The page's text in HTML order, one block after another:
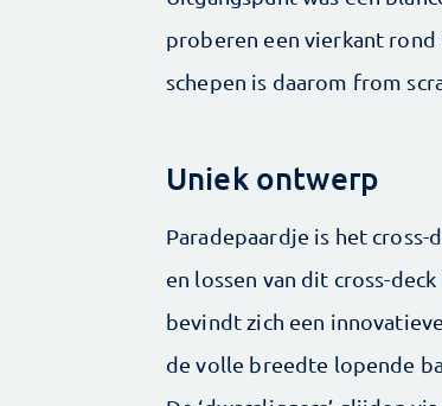
proberen een vierkant
schepen is daarom from
Uniek ontwerp
Paradepaardje is het
en lossen van dit cross-
bevindt zich een
de volle breedte ­lopende